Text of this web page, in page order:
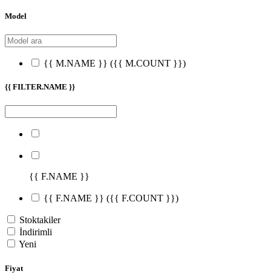
Model
{{ M.NAME }} ({{ M.COUNT }})
{{ FILTER.NAME }}
{{ F.NAME }}
{{ F.NAME }} ({{ F.COUNT }})
Stoktakiler
İndirimli
Yeni
Fiyat